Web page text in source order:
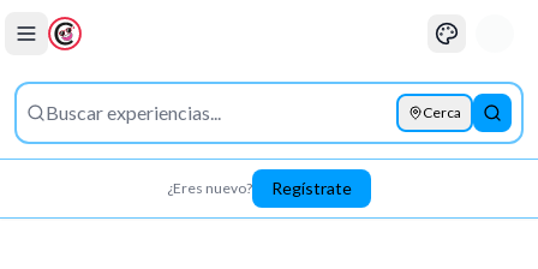
Cerca
¿Eres nuevo? Regístrate